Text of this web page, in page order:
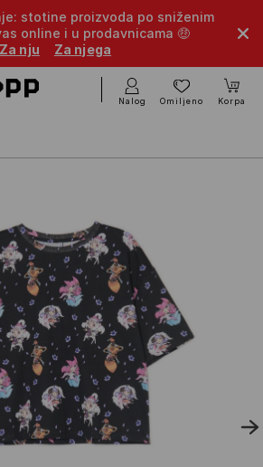
stotine proizvoda po sniženim
online i u prodavnicama 🤑
Za nju
Za njega
Nalog Omiljeno Korpa